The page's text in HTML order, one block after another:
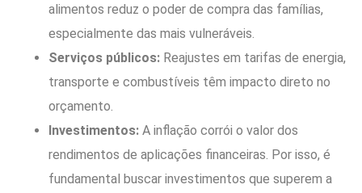
alimentos reduz o poder de compra das famílias,
especialmente das mais vulneráveis.
Serviços públicos: Reajustes em tarifas de energia,
transporte e combustíveis têm impacto direto no
orçamento.
Investimentos: A inflação corrói o valor dos
rendimentos de aplicações financeiras. Por isso, é
fundamental buscar investimentos que superem a